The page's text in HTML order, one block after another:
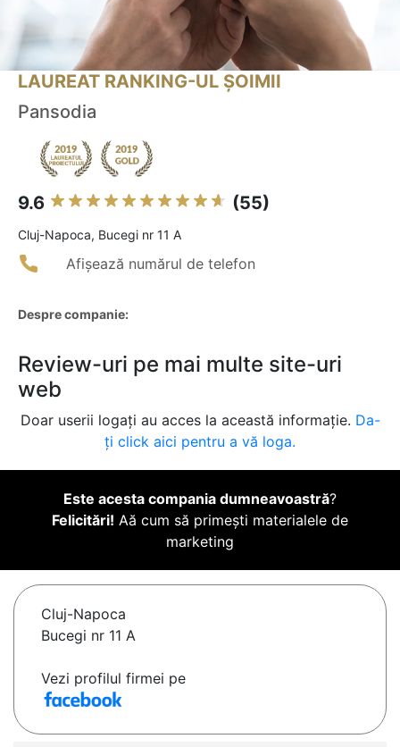
LAUREAT RANKING-UL ȘOIMII
Pansodia
9.6 (55)
Cluj-Napoca, Bucegi nr 11 A
Afișează numărul de telefon
Despre companie:
Review-uri pe mai multe site-uri
web
Doar userii logați au acces la această informație. Da-
ți click aici pentru a vă loga.
Este acesta compania dumneavoastră?
Felicitări! Aă cum să primești materialele de
marketing
Cluj-Napoca
Bucegi nr 11 A
Vezi profilul firmei pe